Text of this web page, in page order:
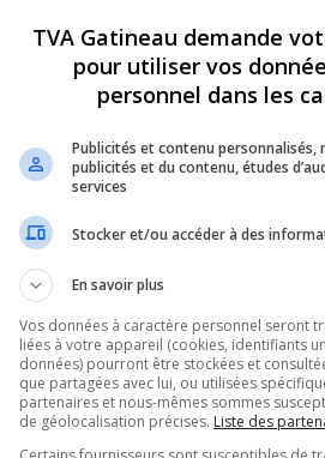
s’apprête à prendre une
qu’il allait prendre sa retraite
ses intentions. C’est une nouvelle
vague de reconnaissance à son
carrière de plus d’une trentaine
2018, il avait pris la tête du
l’ancien chef Mario Harel. Trois
les rênes du service policier.
pour le moment, puisqu’il dit
TVA Gatineau demande
pour utiliser vos
personnel dans les
Publicités et contenu personnalisés,
publicités et du contenu, études
services
Stocker et/ou accéder à des
En savoir plus
Vos données à caractère personnel seront
liées à votre appareil (cookies, identifiants
données) pourront être stockées et
que partagées avec lui, ou utilisées
partenaires et nous-mêmes sommes
de géolocalisation précises. Liste des